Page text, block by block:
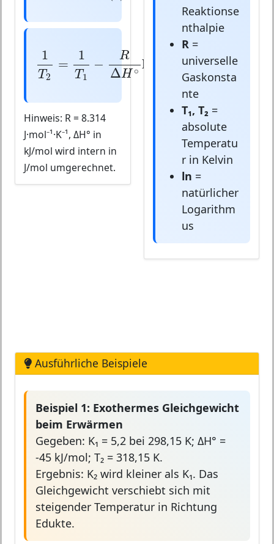
1
T2
=
1
T1
−
R
ΔH ∘ ln )
1 1T H∘ K 1)
Hinweis: R = 8.314
J·mol⁻¹·K⁻¹, ΔH° in
kJ/mol wird intern in
J/mol umgerechnet.
Reaktionse
nthalpie
R=
universelle
Gaskonsta
nte
T₁, T₂ =
absolute
Temperatu
r in Kelvin
ln =
natürlicher
Logarithm
us
Ausführliche Beispiele
Beispiel 1: Exothermes Gleichgewicht
beim Erwärmen
Gegeben: K₁ = 5,2 bei 298,15 K; ΔH° =
-45 kJ/mol; T₂ = 318,15 K.
Ergebnis: K₂ wird kleiner als K₁. Das
Gleichgewicht verschiebt sich mit
steigender Temperatur in Richtung
Edukte.